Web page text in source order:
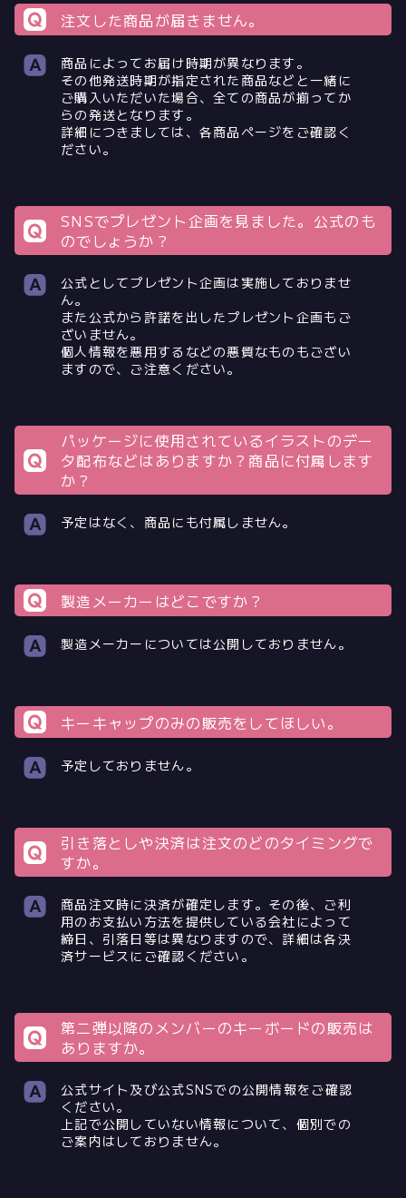
注文した商品が届きません。
商品によってお届け時期が異なります。
その他発送時期が指定された商品などと一緒に
ご購入いただいた場合、全ての商品が揃ってか
らの発送となります。
詳細につきましては、各商品ページをご確認く
ださい。
SNSでプレゼント企画を見ました。公式のも
のでしょうか？
公式としてプレゼント企画は実施しておりませ
ん。
また公式から許諾を出したプレゼント企画もご
ざいません。
個人情報を悪用するなどの悪質なものもござい
ますので、ご注意ください。
パッケージに使用されているイラストのデー
タ配布などはありますか？商品に付属します
か？
予定はなく、商品にも付属しません。
製造メーカーはどこですか？
製造メーカーについては公開しておりません。
キーキャップのみの販売をしてほしい。
予定しておりません。
引き落としや決済は注文のどのタイミングで
すか。
商品注文時に決済が確定します。その後、ご利
用のお支払い方法を提供している会社によって
締日、引落日等は異なりますので、詳細は各決
済サービスにご確認ください。
第二弾以降のメンバーのキーボードの販売は
ありますか。
公式サイト及び公式SNSでの公開情報をご確認
ください。
上記で公開していない情報について、個別での
ご案内はしておりません。